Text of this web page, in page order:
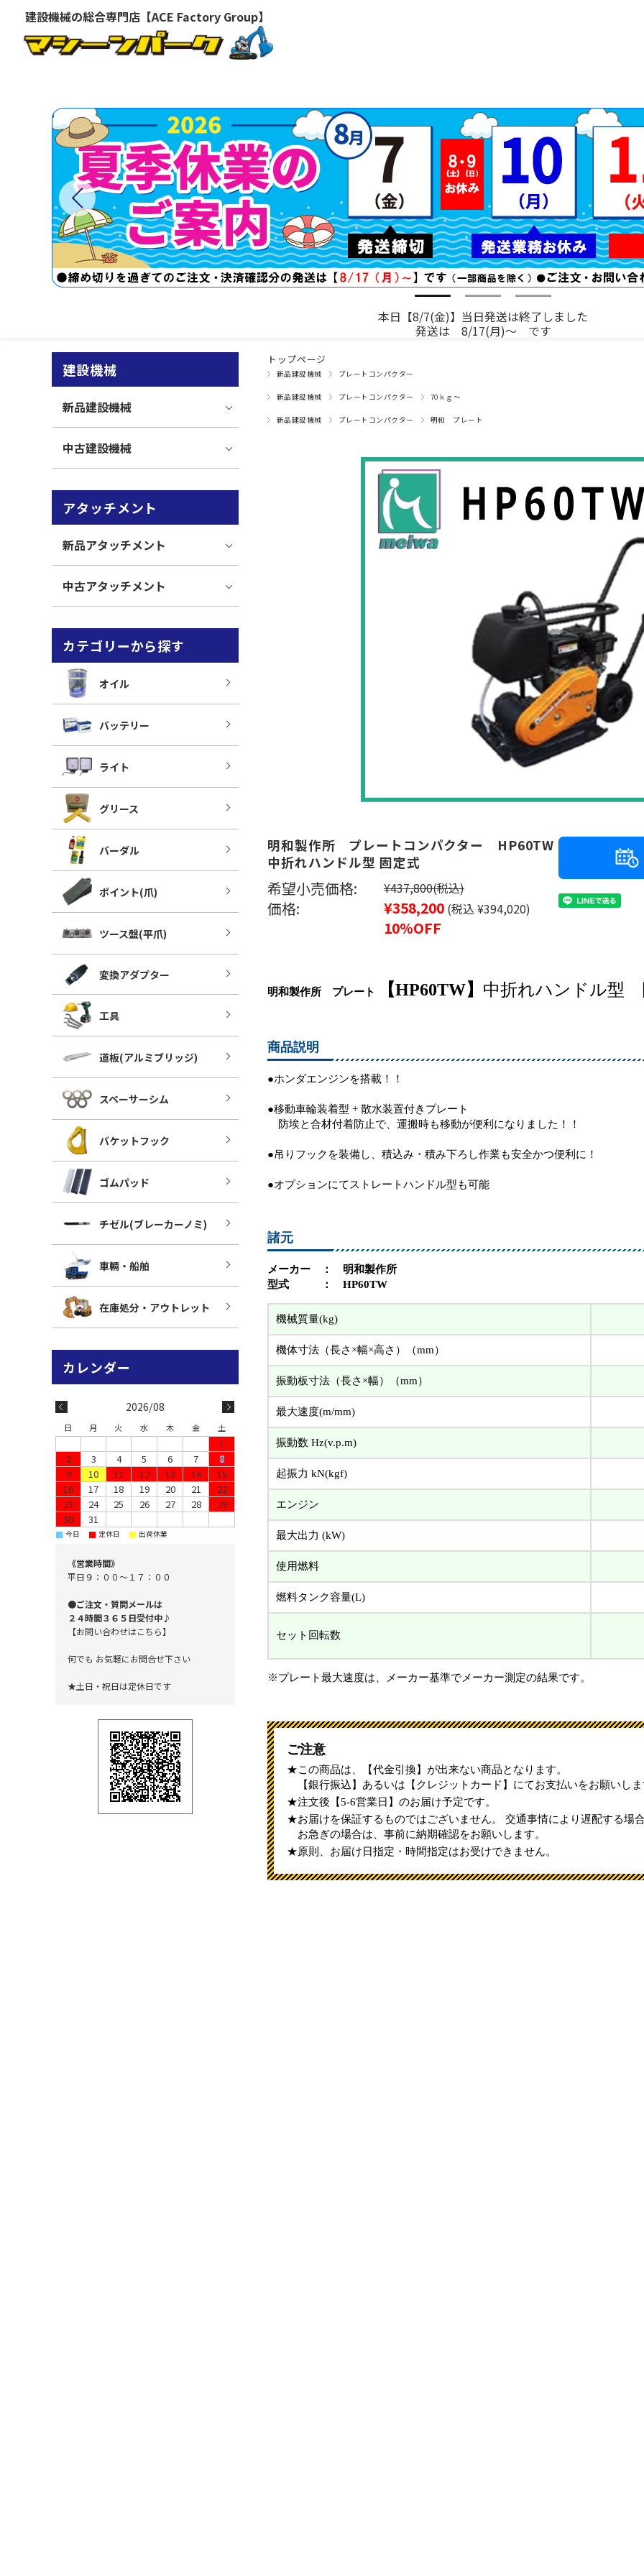
建設機械の総合専門店【ACE Factory Group】
本日【8/7(金)】当日発送は終了しました
発送は 8/17(月)～ です
トップページ
新品建設機械 プレートコンパクター
新品建設機械 プレートコンパクター 70ｋｇ～
新品建設機械 プレートコンパクター 明和 プレート
明和製作所 プレートコンパクター HP60TW
中折れハンドル型 固定式
希望小売価格: ¥437,800(税込)
価格: ¥358,200 (税込 ¥394,020)
10%OFF
明和製作所 プレート 【HP60TW】 中折れハンドル型
商品説明
●ホンダエンジンを搭載！！
●移動車輪装着型 + 散水装置付きプレート
防埃と合材付着防止で、運搬時も移動が便利になりました！！
●吊りフックを装備し、積込み・積み下ろし作業も安全かつ便利に！
●オプションにてストレートハンドル型も可能
諸元
メーカー ： 明和製作所
型式 ： HP60TW
機械質量(kg)
機体寸法（長さ×幅×高さ）（mm）
振動板寸法（長さ×幅）（mm）
最大速度(m/mm)
振動数 Hz(v.p.m)
起振力 kN(kgf)
エンジン
最大出力 (kW)
使用燃料
燃料タンク容量(L)
セット回転数
※プレート最大速度は、メーカー基準でメーカー測定の結果です。
ご注意
この商品は、【代金引換】が出来ない商品となります。
【銀行振込】あるいは【クレジットカード】にてお支払いをお願いし
注文後【5-6営業日】のお届け予定です。
お届けを保証するものではございません。 交通事情により遅配する場
お急ぎの場合は、事前に納期確認をお願いします。
原則、お届け日指定・時間指定はお受けできません。
建設機械
新品建設機械
中古建設機械
アタッチメント
新品アタッチメント
中古アタッチメント
カテゴリーから探す
オイル
バッテリー
ライト
グリース
バーダル
ポイント(爪)
ツース盤(平爪)
変換アダプター
工具
道板(アルミブリッジ)
スペーサーシム
バケットフック
ゴムパッド
チゼル(ブレーカーノミ)
車輛・船舶
在庫処分・アウトレット
2026/08
日 月 火 水 木 金 土
1
2
3 4 5 6 7
8
9
10 11 12 13 14
15
16
17 18 19 20 21
22
23
24 25 26 27 28
29
30
31
■ 今日 ■ 定休日 ■ 出荷休業
《営業時間》
平日９：００～１７：００
●ご注文・質問メールは
２４時間３６５日受付中♪
【お問い合わせはこちら】
何でも お気軽にお問合せ下さい
★土日・祝日は定休日です